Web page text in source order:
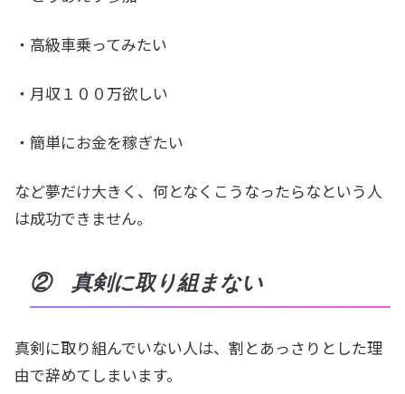
・高級車乗ってみたい
・月収１００万欲しい
・簡単にお金を稼ぎたい
など夢だけ大きく、何となくこうなったらなという人
は成功できません。
② 真剣に取り組まない
真剣に取り組んでいない人は、割とあっさりとした理
由で辞めてしまいます。